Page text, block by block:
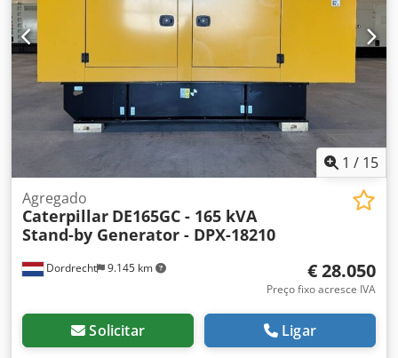
1 / 15
Dordrecht 9.145 km
Agregado
Caterpillar DE165GC - 165 kVA
Stand-by Generator - DPX-18210
€ 28.050
Preço fixo acresce IVA
Solicitar Ligar